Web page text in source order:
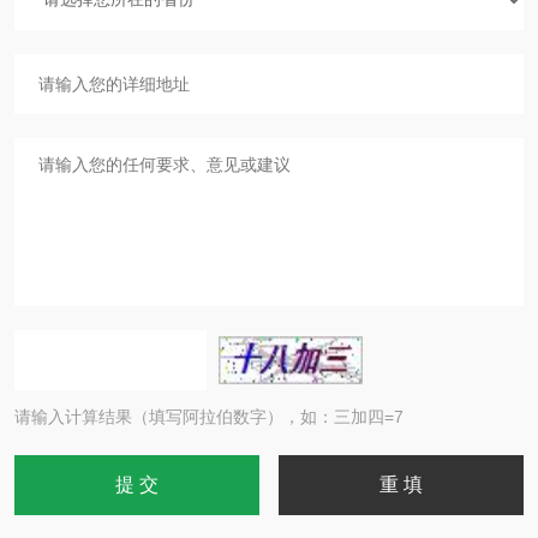
请输入计算结果（填写阿拉伯数字），如：三加四=7